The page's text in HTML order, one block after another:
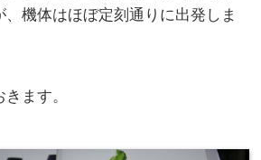
機体はほぼ定刻通りに出発しま
ます。